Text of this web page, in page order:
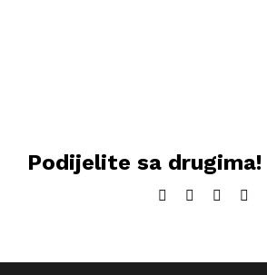
Podijelite sa drugima!
Facebook
TwitterLinkedIn